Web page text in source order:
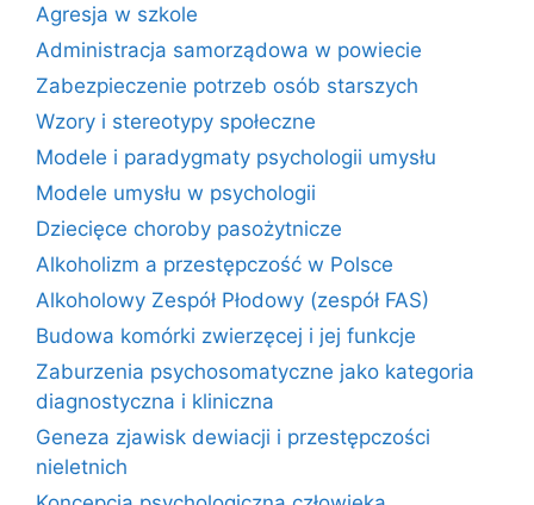
Agresja w szkole
Administracja samorządowa w powiecie
Zabezpieczenie potrzeb osób starszych
Wzory i stereotypy społeczne
Modele i paradygmaty psychologii umysłu
Modele umysłu w psychologii
Dziecięce choroby pasożytnicze
Alkoholizm a przestępczość w Polsce
Alkoholowy Zespół Płodowy (zespół FAS)
Budowa komórki zwierzęcej i jej funkcje
Zaburzenia psychosomatyczne jako kategoria
diagnostyczna i kliniczna
Geneza zjawisk dewiacji i przestępczości
nieletnich